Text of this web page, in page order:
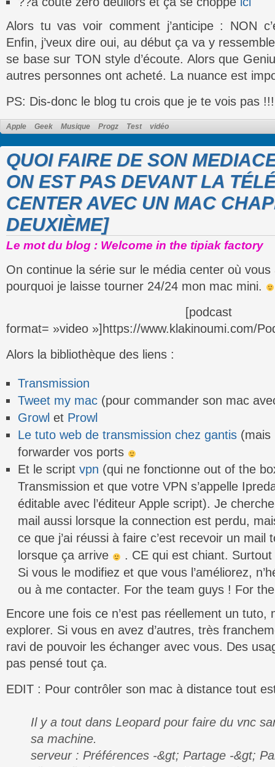
Alors tu vas voir comment j’anticipe : NON
Enfin, j’veux dire oui, au début ça va y
se base sur TON style d’écoute. Alors que
autres personnes ont acheté. La nuance est
PS: Dis-donc le blog tu crois que je te vois pas !!!
Apple Geek Musique Progz Test vidéo
QUOI FAIRE DE SON
ON EST PAS DEVANT LA
CENTER AVEC UN MAC
DEUXIÈME]
Le mot du blog : Welcome in the tipiak factory
On continue la série sur le média center où
pourquoi je laisse tourner 24/24 mon mac mini.
[podcast
format= »video »]https://www.klakinoumi.com/
Alors la bibliothèque des liens :
Transmission
Tweet my mac (pour commander son mac
Growl et Prowl
Le tuto web de transmission chez gantis (mais
forwarder vos ports
Et le scriptvpn (qui ne fonctionne out of the
Transmission et que votre VPN s’appelle
éditable avec l’éditeur Apple script). Je
mail aussi lorsque la connection est perdu,
ce que j’ai réussi à faire c’est recevoir un mail
lorsque ça arrive
. CE qui est chiant.
Si vous le modifiez et que vous l’améliorez,
ou à me contacter. For the team guys ! For
Encore une fois ce n’est pas réellement un tuto,
explorer. Si vous en avez d’autres, très
ravi de pouvoir les échanger avec vous. Des
pas pensé tout ça.
EDIT : Pour contrôler son mac à distance tout
Il y a tout dans Leopard pour faire du vnc
sa machine.
serveur : Préférences -&gt; Partage -&gt;